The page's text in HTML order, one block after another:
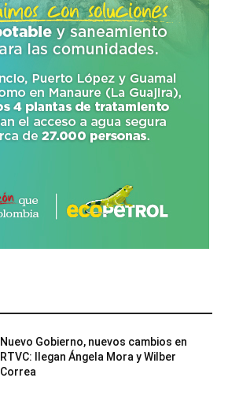
Nuevo Gobierno, nuevos cambios en
RTVC: llegan Ángela Mora y Wilber
Correa